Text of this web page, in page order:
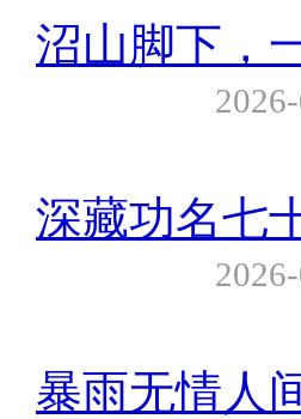
沼山脚下，
深藏功名七
暴雨无情人